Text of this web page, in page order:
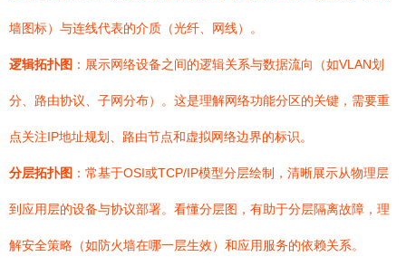
墙图标）与连线代表的介质（光纤、网线）。
逻辑拓扑图 ：展示网络设备之间的逻辑关系与数据流向（如VLAN划
分、路由协议、子网分布）。这是理解网络功能分区的关键，需要重
点关注IP地址规划、路由节点和虚拟网络边界的标识。
分层拓扑图 ：常基于OSI或TCP/IP模型分层绘制，清晰展示从物理层
到应用层的设备与协议部署。看懂分层图，有助于分层隔离故障，理
解安全策略（如防火墙在哪一层生效）和应用服务的依赖关系。